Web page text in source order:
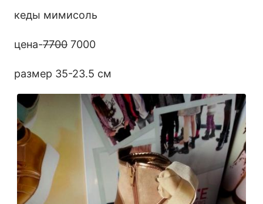
кеды мимисоль
цена-7700 7000
размер 35-23.5 см